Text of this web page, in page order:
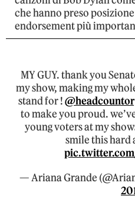
che hanno preso
endorsement più
MY GUY. thank you
my show, making my
stand for !
to make you proud.
young voters at my
smile this hard
— Ariana Grande